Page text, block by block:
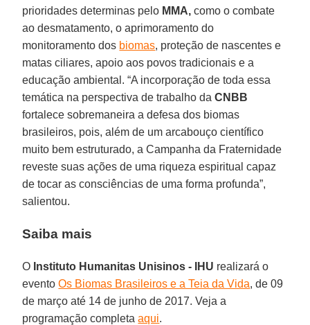
prioridades determinas pelo MMA, como o combate
ao desmatamento, o aprimoramento do
monitoramento dos biomas, proteção de nascentes e
matas ciliares, apoio aos povos tradicionais e a
educação ambiental. “A incorporação de toda essa
temática na perspectiva de trabalho daCNBB
fortalece sobremaneira a defesa dos biomas
brasileiros, pois, além de um arcabouço científico
muito bem estruturado, a Campanha da Fraternidade
reveste suas ações de uma riqueza espiritual capaz
de tocar as consciências de uma forma profunda”,
salientou.
Saiba mais
O Instituto Humanitas Unisinos - IHU realizará o
eventoOs Biomas Brasileiros e a Teia da Vida, de 09
de março até 14 de junho de 2017. Veja a
programação completaaqui.